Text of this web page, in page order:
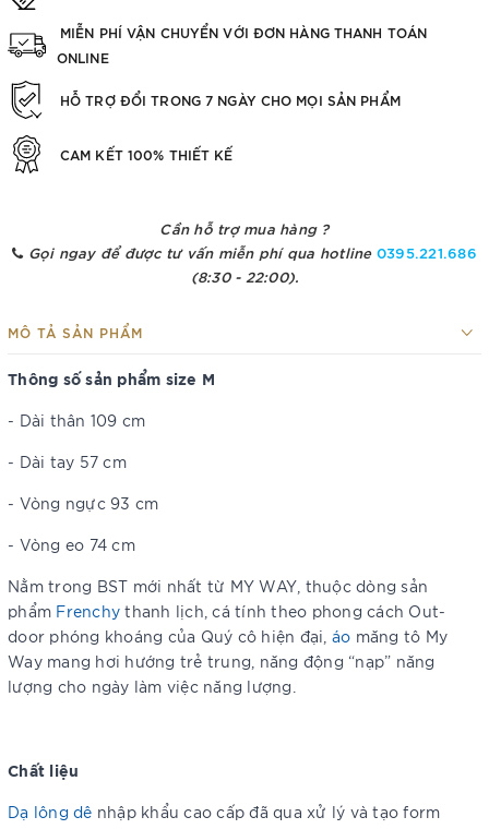
MIỄN PHÍ VẬN CHUYỂN VỚI ĐƠN HÀNG THANH TOÁN
ONLINE
HỖ TRỢ ĐỔI TRONG 7 NGÀY CHO MỌI SẢN PHẨM
CAM KẾT 100% THIẾT KẾ
Cần hỗ trợ mua hàng ?
Gọi ngay để được tư vấn miễn phí qua hotline 0395.221.686
(8:30 - 22:00).
MÔ TẢ SẢN PHẨM
Thông số sản phẩm size M
- Dài thân 109 cm
- Dài tay 57 cm
- Vòng ngực 93 cm
- Vòng eo 74 cm
Nằm trong BST mới nhất từ MY WAY, thuộc dòng sản
phẩm Frenchy thanh lịch, cá tính theo phong cách Out-
door phóng khoáng của Quý cô hiện đại, áo măng tô My
Way mang hơi hướng trẻ trung, năng động “nạp” năng
lượng cho ngày làm việc năng lượng.
Chất liệu
Dạ lông dê nhập khẩu cao cấp đã qua xử lý và tạo form